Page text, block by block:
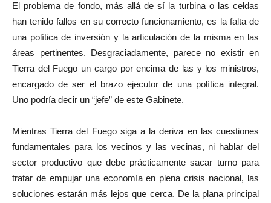
El problema de fondo, más allá de sí la turbina o las celdas
han tenido fallos en su correcto funcionamiento, es la falta de
una política de inversión y la articulación de la misma en las
áreas pertinentes. Desgraciadamente, parece no existir en
Tierra del Fuego un cargo por encima de las y los ministros,
encargado de ser el brazo ejecutor de una política integral.
Uno podría decir un “jefe” de este Gabinete.
Mientras Tierra del Fuego siga a la deriva en las cuestiones
fundamentales para los vecinos y las vecinas, ni hablar del
sector productivo que debe prácticamente sacar turno para
tratar de empujar una economía en plena crisis nacional, las
soluciones estarán más lejos que cerca. De la plana principal